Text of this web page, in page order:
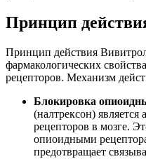
Принцип
Принцип действия
фармакологических
рецепторов. Механизм
Блокировка
(налтрексон)
рецепторов в мозге.
опиоидными
предотвращает